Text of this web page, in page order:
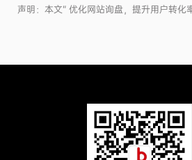
声明：本文“ 优化网站询盘，提升用户转